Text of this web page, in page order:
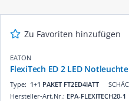
die Ihren Anforderungen in
entsprechen. Entdecken Sie
einfach und bequem online in
Zu Favoriten hinzufügen
EATON
FlexiTech ED 2 LED
Type: 1+1 PAKET FT2ED4IATT
Hersteller-Art.Nr.: EPA-FLEXITECH20-1